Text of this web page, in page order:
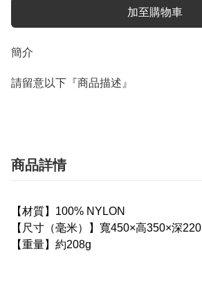
加至購物車
簡介
請留意以下『商品描述』
商品詳情
【材質】 100% NYLON
【尺寸（毫米）】寬450×高350×深220
【重量】約208g